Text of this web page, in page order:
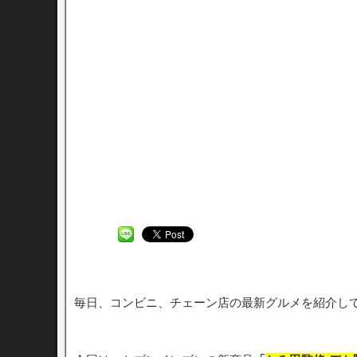
毎日、コンビニ、チェーン店の最新グルメを紹介し